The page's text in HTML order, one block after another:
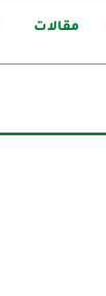
مقالات